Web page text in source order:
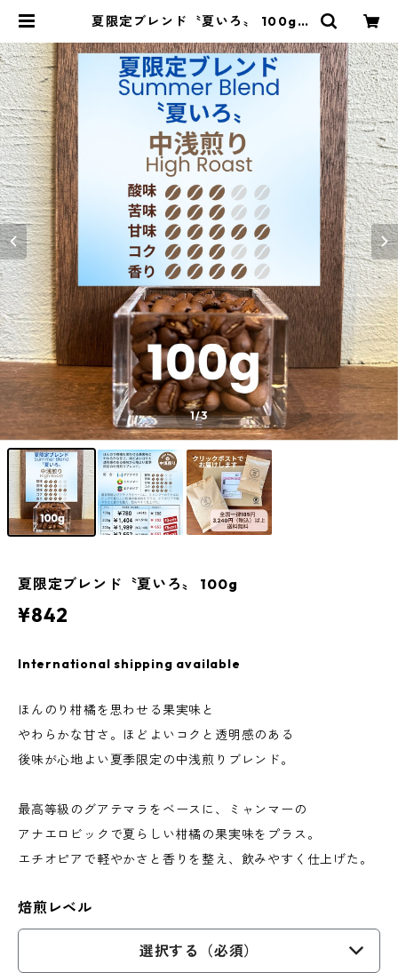
夏限定ブレンド〝夏いろ〟 100g |
1/3
夏限定ブレンド〝夏いろ〟 100g
¥842
International shipping available
ほんのり柑橘を思わせる果実味と
やわらかな甘さ。ほどよいコクと透明感のある
後味が心地よい夏季限定の中浅煎りブレンド。
最高等級のグアテマラをベースに、ミャンマーの
アナエロビックで夏らしい柑橘の果実味をプラス。
エチオピアで軽やかさと香りを整え、飲みやすく仕上げた。
焙煎レベル
選択する（必須）